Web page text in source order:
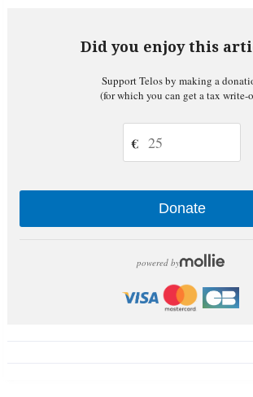
Did you enjoy this
Support Telos by making a
(for which you can get a tax write-
€
Donate
powered by